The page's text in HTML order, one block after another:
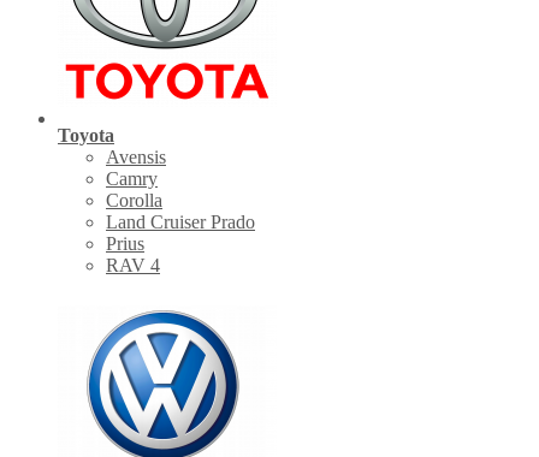
Toyota
Avensis
Camry
Corolla
Land Cruiser Prado
Prius
RAV 4